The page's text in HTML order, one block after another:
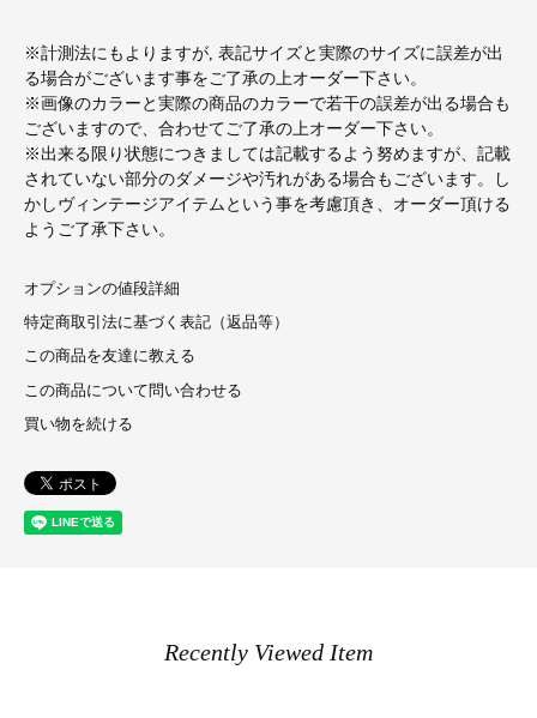
※計測法にもよりますが, 表記サイズと実際のサイズに誤差が出
る場合がございます事をご了承の上オーダー下さい。
※画像のカラーと実際の商品のカラーで若干の誤差が出る場合も
ございますので、合わせてご了承の上オーダー下さい。
※出来る限り状態につきましては記載するよう努めますが、記載
されていない部分のダメージや汚れがある場合もございます。し
かしヴィンテージアイテムという事を考慮頂き、オーダー頂ける
ようご了承下さい。
オプションの値段詳細
特定商取引法に基づく表記（返品等）
この商品を友達に教える
この商品について問い合わせる
買い物を続ける
Recently Viewed Item